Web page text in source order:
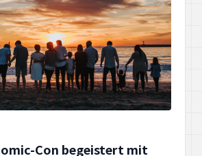
Con begeistert mit